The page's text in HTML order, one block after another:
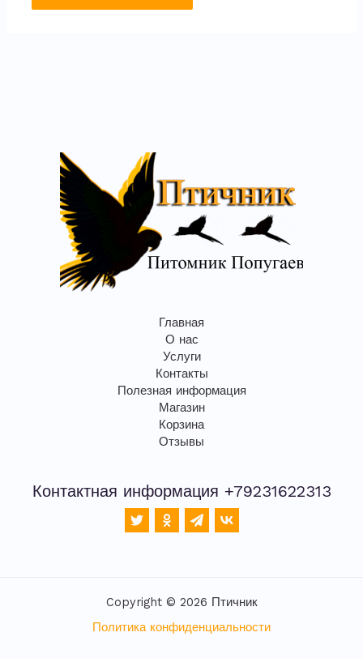
Главная
О нас
Услуги
Контакты
Полезная информация
Магазин
Корзина
Отзывы
Контактная информация +79231622313
Copyright © 2026 Птичник
Политика конфиденциальности